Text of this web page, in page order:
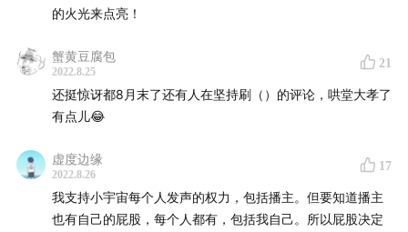
的火光来点亮！
蟹黄豆腐包
2022.8.25
21
还挺惊讶都8月末了还有人在坚持刷（）的评论，哄堂大孝了
有点儿😂
虚度边缘
2022.8.26
17
我支持小宇宙每个人发声的权力，包括播主。但要知道播主
也有自己的屁股，每个人都有，包括我自己。所以屁股决定